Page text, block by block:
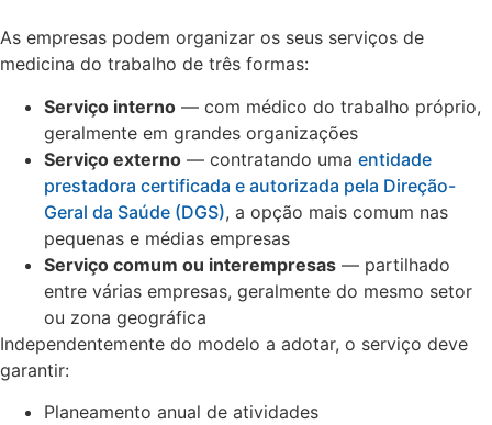
As empresas podem organizar os seus serviços de
medicina do trabalho de três formas:
Serviço interno — com médico do trabalho próprio,
geralmente em grandes organizações
Serviço externo — contratando uma entidade
prestadora certificada e autorizada pela Direção-
Geral da Saúde (DGS), a opção mais comum nas
pequenas e médias empresas
Serviço comum ou interempresas — partilhado
entre várias empresas, geralmente do mesmo setor
ou zona geográfica
Independentemente do modelo a adotar, o serviço deve
garantir:
Planeamento anual de atividades